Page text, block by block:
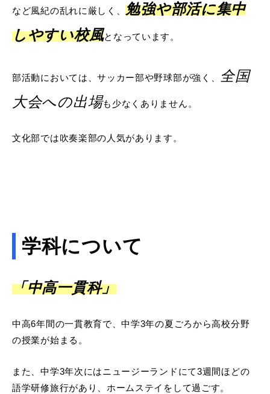
など風紀の乱れに厳しく、 勉強や部活に集中
しやすい校風となっています。
部活動においては、サッカー部や野球部が強く、
全国
大会への出場も少なくありません。
文化部では吹奏楽部の人気があります。
学科について
「中高一貫科」
中高6年間の一貫教育で、中学3年の夏ごろから高校分野
の授業が始まる。
また、中学3年次にはニュージーランドにて3週間ほどの
語学研修旅行があり、ホームステイをして過ごす。